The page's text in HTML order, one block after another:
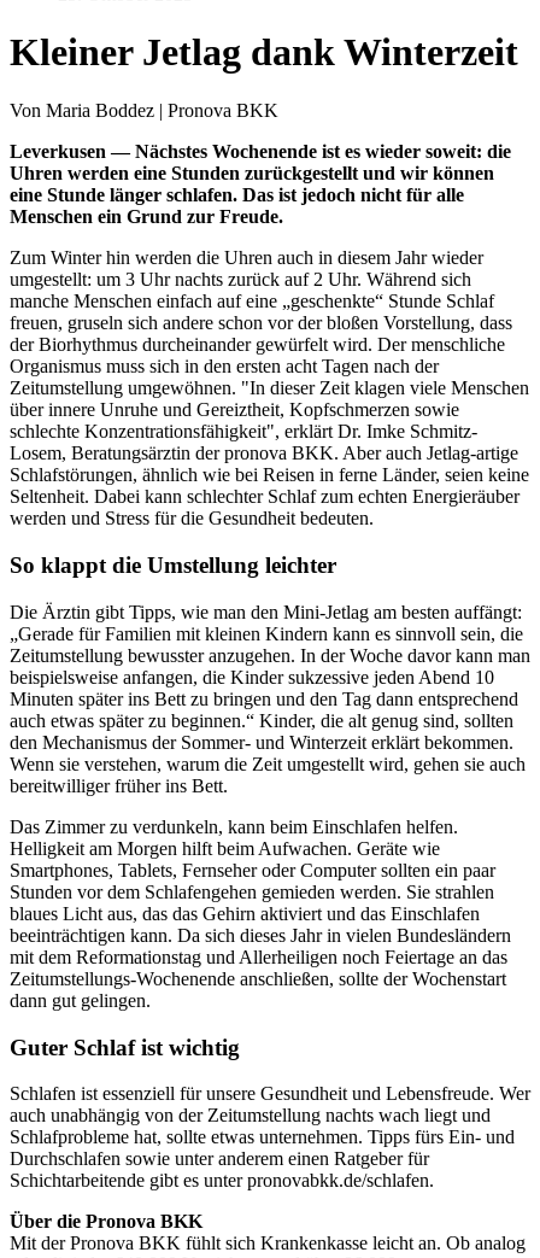
Kleiner Jetlag dank Winterzeit
Von Maria Boddez | Pronova BKK
Leverkusen — Nächstes Wochenende ist es wieder soweit: die
Uhren werden eine Stunden zurückgestellt und wir können
eine Stunde länger schlafen. Das ist jedoch nicht für alle
Menschen ein Grund zur Freude.
Zum Winter hin werden die Uhren auch in diesem Jahr wieder
umgestellt: um 3 Uhr nachts zurück auf 2 Uhr. Während sich
manche Menschen einfach auf eine „geschenkte“ Stunde Schlaf
freuen, gruseln sich andere schon vor der bloßen Vorstellung, dass
der Biorhythmus durcheinander gewürfelt wird. Der menschliche
Organismus muss sich in den ersten acht Tagen nach der
Zeitumstellung umgewöhnen. "In dieser Zeit klagen viele Menschen
über innere Unruhe und Gereiztheit, Kopfschmerzen sowie
schlechte Konzentrationsfähigkeit", erklärt Dr. Imke Schmitz-
Losem, Beratungsärztin der pronova BKK. Aber auch Jetlag-artige
Schlafstörungen, ähnlich wie bei Reisen in ferne Länder, seien keine
Seltenheit. Dabei kann schlechter Schlaf zum echten Energieräuber
werden und Stress für die Gesundheit bedeuten.
So klappt die Umstellung leichter
Die Ärztin gibt Tipps, wie man den Mini-Jetlag am besten auffängt:
„Gerade für Familien mit kleinen Kindern kann es sinnvoll sein, die
Zeitumstellung bewusster anzugehen. In der Woche davor kann man
beispielsweise anfangen, die Kinder sukzessive jeden Abend 10
Minuten später ins Bett zu bringen und den Tag dann entsprechend
auch etwas später zu beginnen.“ Kinder, die alt genug sind, sollten
den Mechanismus der Sommer- und Winterzeit erklärt bekommen.
Wenn sie verstehen, warum die Zeit umgestellt wird, gehen sie auch
bereitwilliger früher ins Bett.
Das Zimmer zu verdunkeln, kann beim Einschlafen helfen.
Helligkeit am Morgen hilft beim Aufwachen. Geräte wie
Smartphones, Tablets, Fernseher oder Computer sollten ein paar
Stunden vor dem Schlafengehen gemieden werden. Sie strahlen
blaues Licht aus, das das Gehirn aktiviert und das Einschlafen
beeinträchtigen kann. Da sich dieses Jahr in vielen Bundesländern
mit dem Reformationstag und Allerheiligen noch Feiertage an das
Zeitumstellungs-Wochenende anschließen, sollte der Wochenstart
dann gut gelingen.
Guter Schlaf ist wichtig
Schlafen ist essenziell für unsere Gesundheit und Lebensfreude. Wer
auch unabhängig von der Zeitumstellung nachts wach liegt und
Schlafprobleme hat, sollte etwas unternehmen. Tipps fürs Ein- und
Durchschlafen sowie unter anderem einen Ratgeber für
Schichtarbeitende gibt es unter pronovabkk.de/schlafen.
Über die Pronova BKK
Mit der Pronova BKK fühlt sich Krankenkasse leicht an. Ob analog